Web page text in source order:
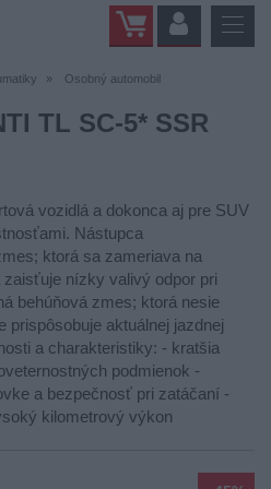
Osobný automobil
TL SC-5* SSR
vozidlá a dokonca aj pre SUV
Nástupca
ktorá sa zameriava na
nízky valivý odpor pri
behúňová zmes; ktorá nesie
prispôsobuje aktuálnej jazdnej
a charakteristiky: - kratšia
podmienok -
a bezpečnosť pri zatáčaní -
kilometrový výkon